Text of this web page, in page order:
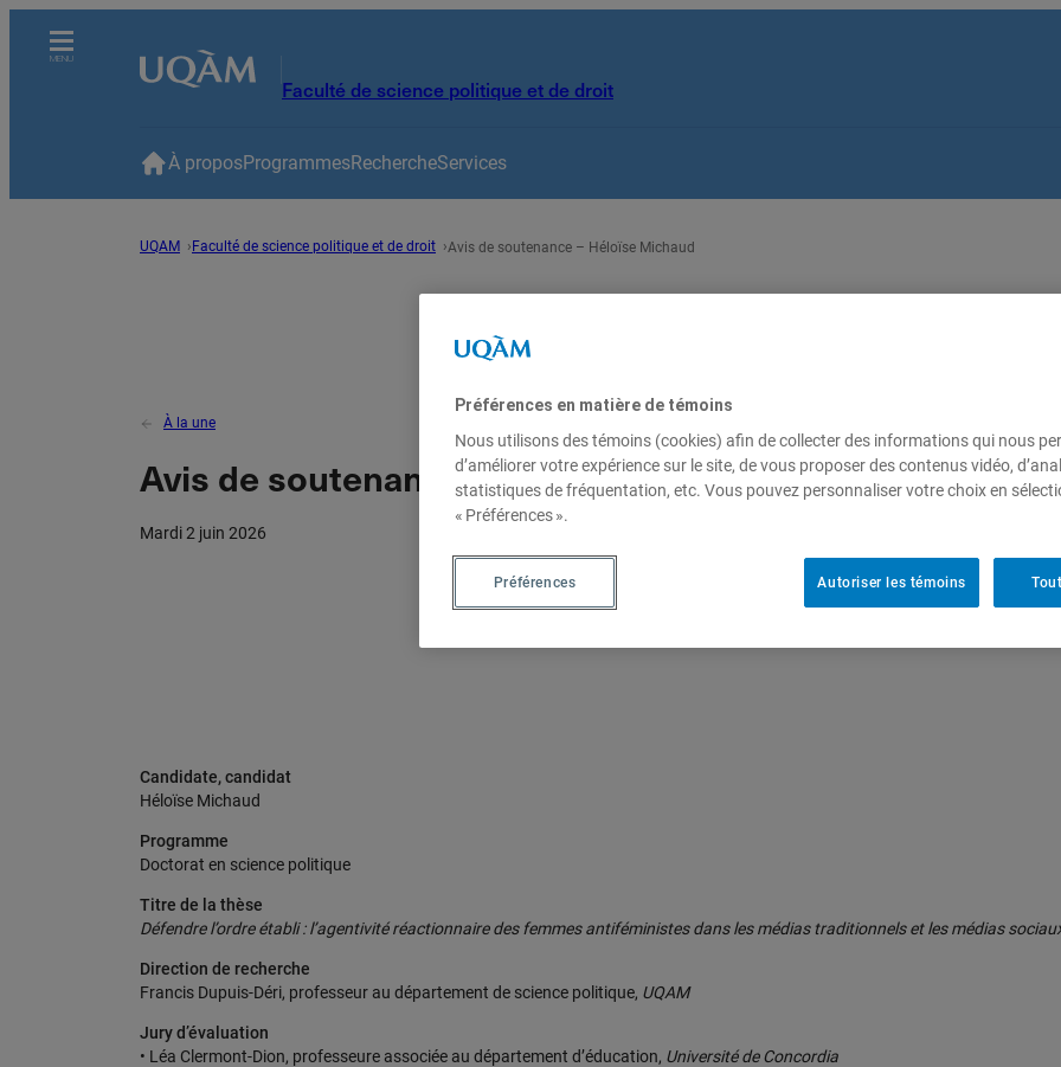
MENU
Services
Faculté de science politique et de droit
À proposProgrammesRechercheServices
UQAM Faculté de science politique et de droit Avis de soutenance – Héloïse Michaud
À la une
Avis de soutenance – Héloïse Michaud
mardi 2 juin 2026
Candidate, candidat
Héloïse Michaud
Programme
Doctorat en science politique
Titre de la thèse
Défendre l’ordre établi : l’agentivité réactionnaire des femmes antiféministes dans les médias traditionnels et les médias
Direction de recherche
Francis Dupuis-Déri, professeur au département de science politique, UQAM
Jury d’évaluation
• Léa Clermont-Dion, professeure associée au département d’éducation, Université de Concordia
Préférences en matière de témoins
Nous utilisons des témoins (cookies) afin de collecter des informations qui nous
d’améliorer votre expérience sur le site, de vous proposer des contenus vidéo,
statistiques de fréquentation, etc. Vous pouvez personnaliser votre choix en
« Préférences ».
Autoriser les témoins
Préférences